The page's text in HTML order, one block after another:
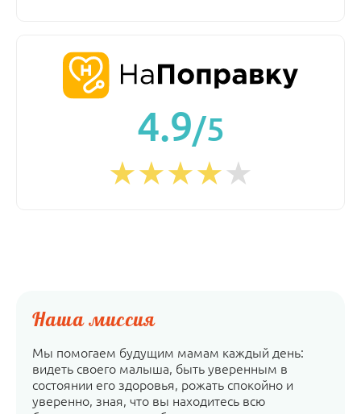
4.9/5
Наша миссия
Мы помогаем будущим мамам каждый день:
видеть своего малыша, быть уверенным в
состоянии его здоровья, рожать спокойно и
уверенно, зная, что вы находитесь всю